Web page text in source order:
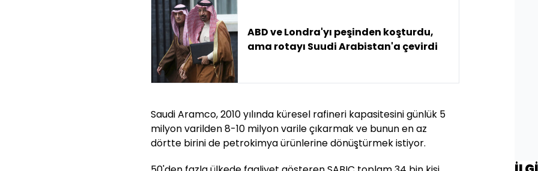
ABD ve Londra'yı peşinden koşturdu,
ama rotayı Suudi Arabistan'a çevirdi
Saudi Aramco, 2010 yılında küresel rafineri kapasitesini günlük 5
milyon varilden 8-10 milyon varile çıkarmak ve bunun en az
dörtte birini de petrokimya ürünlerine dönüştürmek istiyor.